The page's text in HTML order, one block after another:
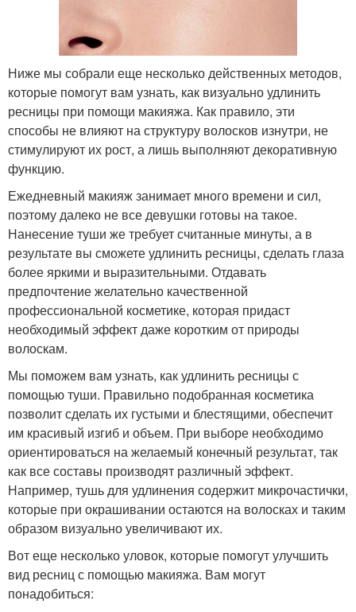
Ниже мы собрали еще несколько действенных методов,
которые помогут вам узнать, как визуально удлинить
ресницы при помощи макияжа. Как правило, эти
способы не влияют на структуру волосков изнутри, не
стимулируют их рост, а лишь выполняют декоративную
функцию.
Ежедневный макияж занимает много времени и сил,
поэтому далеко не все девушки готовы на такое.
Нанесение туши же требует считанные минуты, а в
результате вы сможете удлинить ресницы, сделать глаза
более яркими и выразительными. Отдавать
предпочтение желательно качественной
профессиональной косметике, которая придаст
необходимый эффект даже коротким от природы
волоскам.
Мы поможем вам узнать, как удлинить ресницы с
помощью туши. Правильно подобранная косметика
позволит сделать их густыми и блестящими, обеспечит
им красивый изгиб и объем. При выборе необходимо
ориентироваться на желаемый конечный результат, так
как все составы производят различный эффект.
Например, тушь для удлинения содержит микрочастички,
которые при окрашивании остаются на волосках и таким
образом визуально увеличивают их.
Вот еще несколько уловок, которые помогут улучшить
вид ресниц с помощью макияжа. Вам могут
понадобиться: